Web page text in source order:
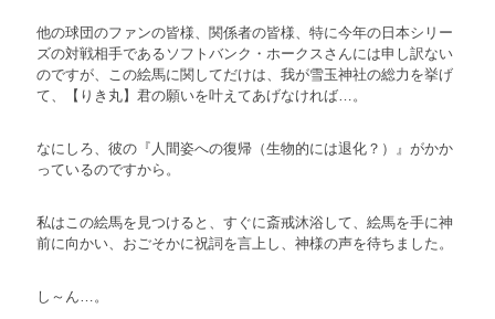
他の球団のファンの皆様、関係者の皆様、特に今年の日本シリー
ズの対戦相手であるソフトバンク・ホークスさんには申し訳ない
のですが、この絵馬に関してだけは、我が雪玉神社の総力を挙げ
て、【りき丸】君の願いを叶えてあげなければ…。
なにしろ、彼の『人間姿への復帰（生物的には退化？）』がかか
っているのですから。
私はこの絵馬を見つけると、すぐに斎戒沐浴して、絵馬を手に神
前に向かい、おごそかに祝詞を言上し、神様の声を待ちました。
し～ん…。